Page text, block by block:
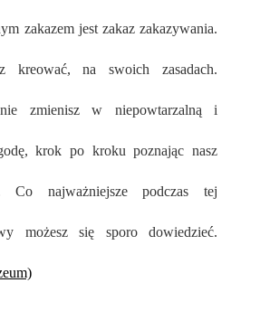
zakazem jest zakaz zakazywania.
kreować, na swoich zasadach.
zmienisz w niepowtarzalną i
krok po kroku poznając nasz
Co najważniejsze podczas tej
możesz się sporo dowiedzieć.